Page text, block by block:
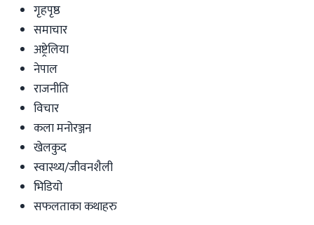
गृहपृष्ठ
समाचार
अष्ट्रेलिया
नेपाल
राजनीति
विचार
कला मनोरञ्जन
खेलकुद
स्वास्थ्य/जीवनशैली
भिडियो
सफलताका कथाहरु